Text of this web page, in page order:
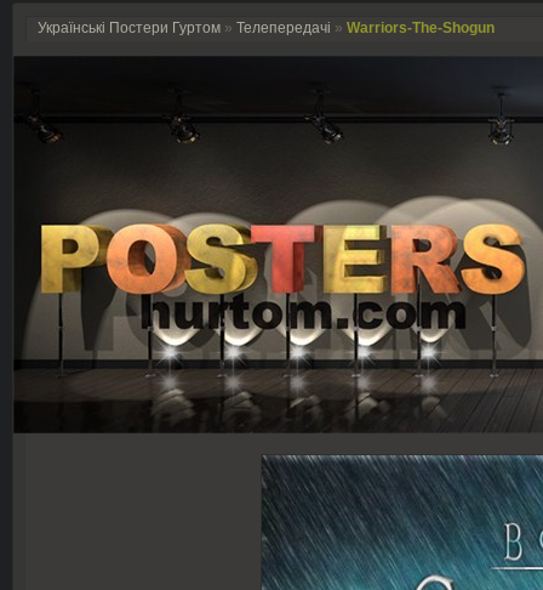
Українські Постери Гуртом » Телепередачі » Warriors-The-Shogun